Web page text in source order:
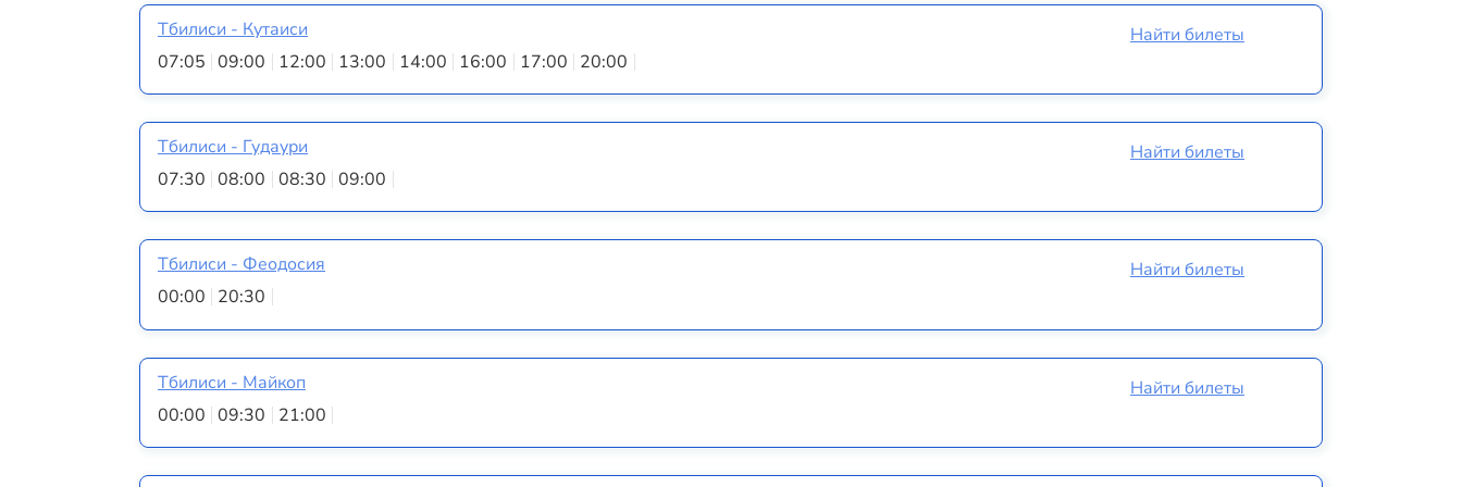
Тбилиси - Кутаиси
07:05 09:00 12:00 13:00 14:00 16:00 17:00 20:00
Найти билеты
Тбилиси - Гудаури
07:30 08:00 08:30 09:00
Найти билеты
Тбилиси - Феодосия
00:00 20:30
Найти билеты
Тбилиси - Майкоп
00:00 09:30 21:00
Найти билеты